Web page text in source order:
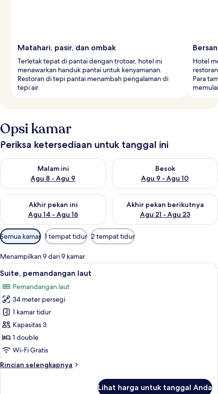
Matahari, pasir, dan ombak
Terletak tepat di pantai dengan trotoar, hotel ini
menawarkan handuk pantai untuk kenyamanan.
Restoran di tepi pantai menambah pengalaman di
tepi air.
Hotel
Para
Opsi kamar
Periksa ketersediaan untuk tanggal ini
Malam ini
Agu 8 - Agu 9
Periksa ketersediaan untuk malam ini Agu 8 - Agu 9
Besok
Agu 9 - Agu 10
Periksa ketersediaan untuk
Akhir pekan ini
Agu 14 - Agu 16
Periksa ketersediaan untuk akhir pekan ini Agu 14 - Agu 16
Akhir pekan berikutnya
Agu 21 - Agu 23
Periksa ketersediaan untuk
Filter
tersedia
untuk
kamar
Semua kamar 1 tempat tidur 2 tempat tidur
Menampilkan 9 dari 9 kamar
Lihat
semua
foto
untuk
Suite,
pemandangan
laut
Suite, pemandangan laut | Minibar,
6
Suite, pemandangan laut
Pemandangan laut
34 meter persegi
1 kamar tidur
Kapasitas 3
1 double
Wi-Fi Gratis
Rincian selengkapnya
Rincian
Lihat harga untuk tanggal Anda